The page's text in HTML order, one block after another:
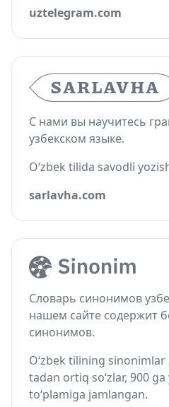
uztelegram.com
С нами вы научитесь
узбекском языке.
O‘zbek tilida savodli
sarlavha.com
Словарь синонимов
нашем сайте содержит
синонимов.
O‘zbek tilining sinonimlar
tadan ortiq so‘zlar, 900
to‘plamiga jamlangan.